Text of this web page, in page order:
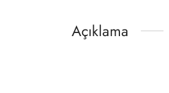
Açıklama